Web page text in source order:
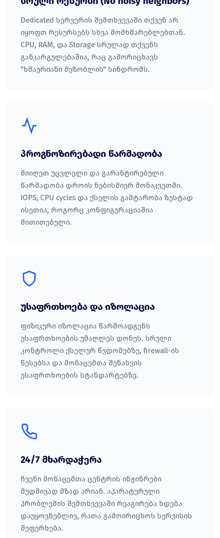
Dedicated სერვერის შემთხვევაში თქვენ არ
იყოფთ რესურსებს სხვა მომხმარებლებთან.
CPU, RAM, და Storage სრულად თქვენს
განკარგულებაშია, რაც გამორიცხავს
"ხმაურიანი მეზობლის" სინდრომს.
პროგნოზირებადი წარმადობა
მიიღეთ უცვლელი და გარანტირებული
წარმადობა დროის ნებისმიერ მონაკვეთში.
IOPS, CPU cycles და ქსელის გამტარობა ზუსტად
ისეთია, როგორც კონფიგურაციაშია
მითითებული.
უსაფრთხოება და იზოლაცია
ფიზიკური იზოლაცია წარმოადგენს
უსაფრთხოების უმაღლეს დონეს. სრული
კონტროლი ქსელურ წვდომებზე, firewall-ის
წესებსა და მონაცემთა შენახვის
უსაფრთხოების სტანდარტებზე.
24/7 მხარდაჭერა
ჩვენი მონაცემთა ცენტრის ინჟინრები
მუდმივად მზად არიან. აპარატურული
პრობლემის შემთხვევაში რეაგირება ხდება
დაუყოვნებლივ, რათა გამოირიცხოს სერვისის
შეფერხება.